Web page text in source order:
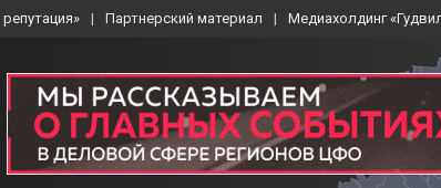
Партнерский материал Медиахолдинг